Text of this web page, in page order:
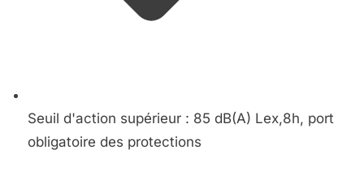
Seuil d'action supérieur : 85 dB(A) Lex,8h, port
obligatoire des protections